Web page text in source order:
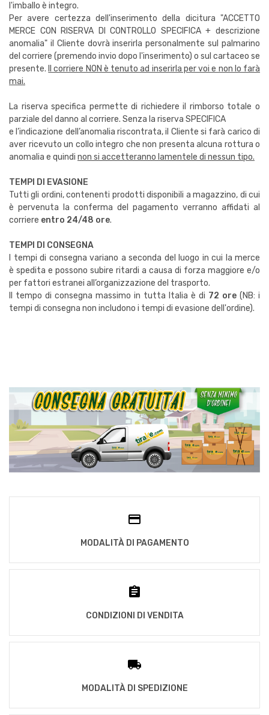
l'imballo è integro.
Per avere certezza dell'inserimento della dicitura "ACCETTO
MERCE CON RISERVA DI CONTROLLO SPECIFICA + descrizione
anomalia" il Cliente dovrà inserirla personalmente sul palmarino
del corriere (premendo invio dopo l'inserimento) o sul cartaceo se
presente.
Il corriere NON è tenuto ad inserirla per voi e non lo farà
mai.
La riserva specifica permette di richiedere il rimborso totale o
parziale del danno al corriere. Senza la riserva SPECIFICA
e l’indicazione dell’anomalia riscontrata, il Cliente si farà carico di
aver ricevuto un collo integro che non presenta alcuna rottura o
anomalia e quindi non si accetteranno lamentele di nessun tipo.
TEMPI DI EVASIONE
Tutti gli ordini, contenenti prodotti disponibili a magazzino, di cui
è pervenuta la conferma del pagamento verranno affidati al
corriere entro 24/48 ore.
TEMPI DI CONSEGNA
I tempi di consegna variano a seconda del luogo in cui la merce
è spedita e possono subire ritardi a causa di forza maggiore e/o
per fattori estranei all’organizzazione del trasporto.
Il tempo di consegna massimo in tutta Italia è di 72 ore (NB: i
tempi di consegna non includono i tempi di evasione dell'ordine).
MODALITÀ DI PAGAMENTO
CONDIZIONI DI VENDITA
MODALITÀ DI SPEDIZIONE